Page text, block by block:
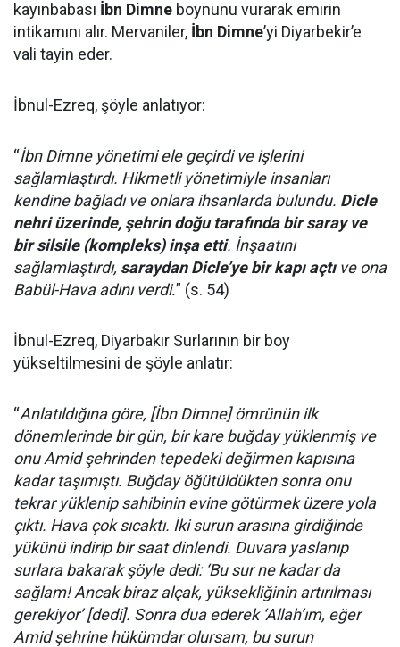
kayınbabası İbn Dimne boynunu vurarak emirin
intikamını alır. Mervaniler, İbn Dimne’yi Diyarbekir’e
vali tayin eder.
İbnul-Ezreq, şöyle anlatıyor:
“İbn Dimne yönetimi ele geçirdi ve işlerini
sağlamlaştırdı. Hikmetli yönetimiyle insanları
kendine bağladı ve onlara ihsanlarda bulundu. Dicle
nehri üzerinde, şehrin doğu tarafında bir saray ve
bir silsile (kompleks) inşa etti. İnşaatını
sağlamlaştırdı, saraydan Dicle’ye bir kapı açtıve ona
Babül-Hava adını verdi.” (s. 54)
İbnul-Ezreq, Diyarbakır Surlarının bir boy
yükseltilmesini de şöyle anlatır:
“Anlatıldığına göre, [İbn Dimne] ömrünün ilk
dönemlerinde bir gün, bir kare buğday yüklenmiş ve
onu Amid şehrinden tepedeki değirmen kapısına
kadar taşımıştı. Buğday öğütüldükten sonra onu
tekrar yüklenip sahibinin evine götürmek üzere yola
çıktı. Hava çok sıcaktı. İki surun arasına girdiğinde
yükünü indirip bir saat dinlendi. Duvara yaslanıp
surlara bakarak şöyle dedi: ‘Bu sur ne kadar da
sağlam! Ancak biraz alçak, yüksekliğinin artırılması
gerekiyor’ [dedi]. Sonra dua ederek ‘Allah’ım, eğer
Amid şehrine hükümdar olursam, bu surun